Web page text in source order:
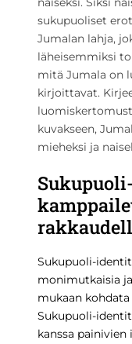
sukupuoliset
Jumalan lahja,
läheisemmiksi
mitä Jumala on
kirjoittavat.
kuvakseen,
mieheksi ja
Sukupuoli-
monimutkaisia
mukaan
Sukupuoli-
kanssa